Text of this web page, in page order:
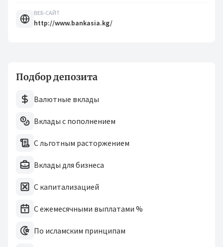
ВЕБ-САЙТ
http://www.bankasia.kg/
Подбор депозита
Валютные вклады
Вклады с пополнением
С льготным расторжением
Вклады для бизнеса
С капитализацией
С ежемесячными выплатами %
По исламским принципам